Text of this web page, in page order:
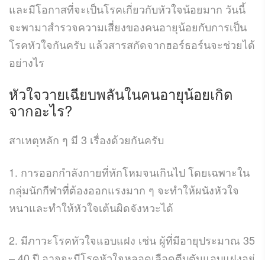
และมีโอกาสที่จะเป็นโรคเกี่ยวกับหัวใจน้อยมาก วันนี้
จะพามาสำรวจความเสี่ยงของคนอายุน้อยกับการเป็น
โรคหัวใจกันครับ แล้วสารสกัดจากฮอร์ธอร์นจะช่วยได้
อย่างไร
หัวใจวายเฉียบพลันในคนอายุน้อยเกิด
จากอะไร?
สาเหตุหลัก ๆ มี 3 เรื่องด้วยกันครับ
1. การออกกำลังกายที่หักโหมจนเกินไป โดยเฉพาะใน
กลุ่มนักกีฬาที่ต้องออกแรงมาก ๆ จะทำให้ผนังหัวใจ
หนาและทำให้หัวใจเต้นผิดจังหวะได้
2. มีภาวะโรคหัวใจแอบแฝง เช่น ผู้ที่มีอายุประมาณ 35